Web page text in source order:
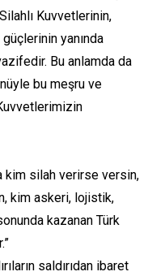
Kuvvetlerinin,
yanında
Bu anlamda da
bu meşru ve
kim silah verirse versin,
kim askeri, lojistik,
kazanan Türk
saldırıdan ibaret